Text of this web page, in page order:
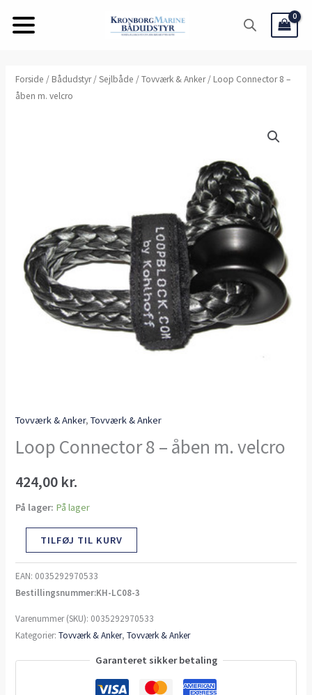
Forside / Bådudstyr/Sejlbåde /Tovværk & Anker/ Loop Connector 8 –
åben m. velcro
Tovværk & Anker,Tovværk & Anker
Loop Connector 8 – åben m. velcro
424,00 kr.
På lager: På lager
TILFØJ TIL KURV
EAN: 0035292970533
Bestillingsnummer:KH-LC08-3
Varenummer (SKU): 0035292970533
Kategorier:Tovværk & Anker,Tovværk & Anker
Garanteret sikker betaling